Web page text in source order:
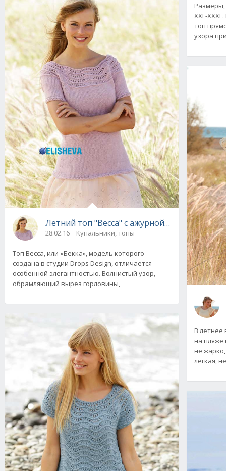
Летний топ "Becca" с ажурной волной от
28.02.16 Купальники, топы
Топ Becca, или «Бекка», модель которого
создана в студии Drops Design, отличается
особенной элегантностью. Волнистый узор,
обрамляющий вырез горловины,
Размеры,
XXL-
топ
узора
В летнее
на пляже
не
лёгкая,